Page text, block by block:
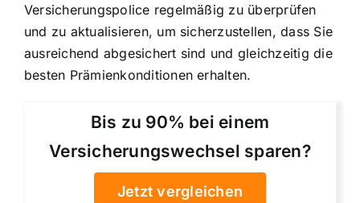
Versicherungspolice regelmäßig zu überprüfen
und zu aktualisieren, um sicherzustellen, dass Sie
ausreichend abgesichert sind und gleichzeitig die
besten Prämienkonditionen erhalten.
Bis zu 90% bei einem
Versicherungswechsel sparen?
Jetzt vergleichen